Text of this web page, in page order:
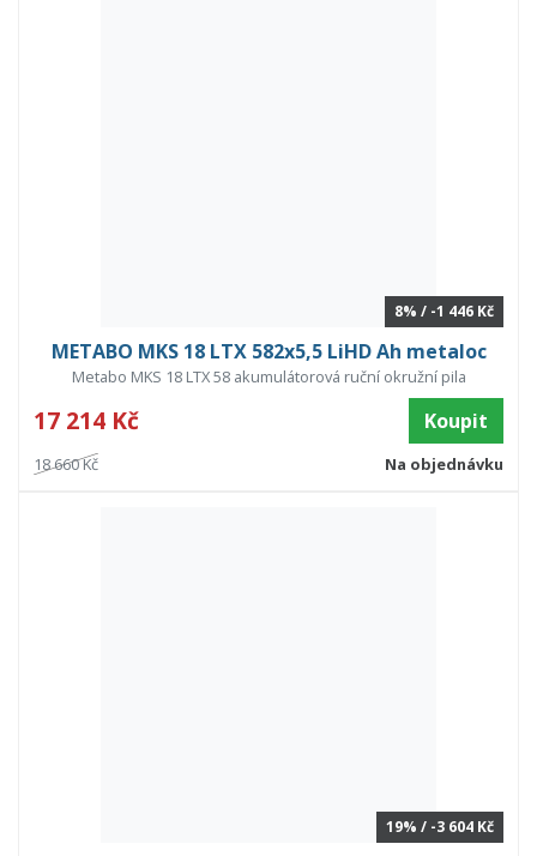
8% / -1 446 Kč
METABO MKS 18 LTX 582x5,5 LiHD Ah metaloc
Metabo MKS 18 LTX 58 akumulátorová ruční okružní pila
17 214 Kč Koupit
18 660 Kč Na objednávku
19% / -3 604 Kč